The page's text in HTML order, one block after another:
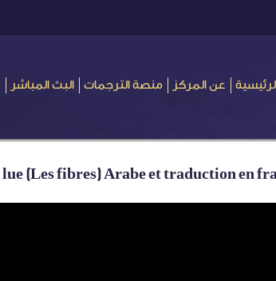
عن المركز منصة الترجمات البث المباشر
lue (Les fibres) Arabe et traduction en